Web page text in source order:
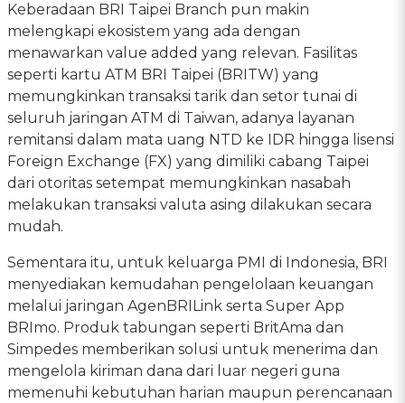
Keberadaan BRI Taipei Branch pun makin
melengkapi ekosistem yang ada dengan
menawarkan value added yang relevan. Fasilitas
seperti kartu ATM BRI Taipei (BRITW) yang
memungkinkan transaksi tarik dan setor tunai di
seluruh jaringan ATM di Taiwan, adanya layanan
remitansi dalam mata uang NTD ke IDR hingga lisensi
Foreign Exchange (FX) yang dimiliki cabang Taipei
dari otoritas setempat memungkinkan nasabah
melakukan transaksi valuta asing dilakukan secara
mudah.
Sementara itu, untuk keluarga PMI di Indonesia, BRI
menyediakan kemudahan pengelolaan keuangan
melalui jaringan AgenBRILink serta Super App
BRImo. Produk tabungan seperti BritAma dan
Simpedes memberikan solusi untuk menerima dan
mengelola kiriman dana dari luar negeri guna
memenuhi kebutuhan harian maupun perencanaan